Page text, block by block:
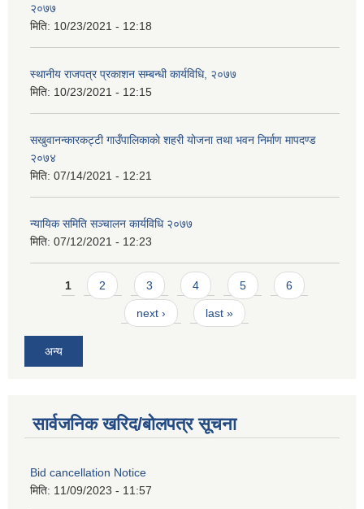
२०७७
मिति: 10/23/2021 - 12:18
स्थानीय राजपत्र प्रकाशन सम्बन्धी कार्यविधि, २०७७
मिति: 10/23/2021 - 12:15
सखुवानन्कारकट्टी गाउँपालिकाकाे शहरी योजना तथा भवन निर्माण मापदण्ड
२०७४
मिति: 07/14/2021 - 12:21
न्यायिक समिति सञ्चालन कार्यविधि २०७७
मिति: 07/12/2021 - 12:23
Pages
1 2 3 4 5 6
next › last »
अन्य
सार्वजनिक खरिद/बोलपत्र सूचना
Bid cancellation Notice
मिति: 11/09/2023 - 11:57